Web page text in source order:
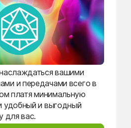
вашими
и передачами всего в
платя минимальную
удобный и выгодный
для вас.